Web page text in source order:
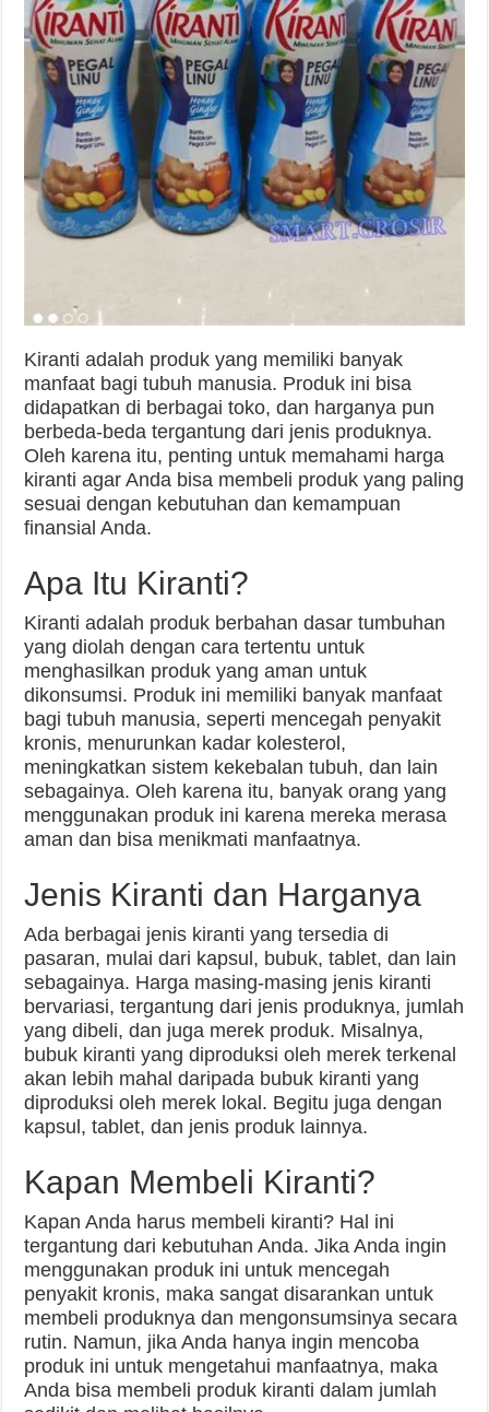
Kiranti adalah produk yang memiliki banyak
manfaat bagi tubuh manusia. Produk ini bisa
didapatkan di berbagai toko, dan harganya pun
berbeda-beda tergantung dari jenis produknya.
Oleh karena itu, penting untuk memahami harga
kiranti agar Anda bisa membeli produk yang paling
sesuai dengan kebutuhan dan kemampuan
finansial Anda.
Apa Itu Kiranti?
Kiranti adalah produk berbahan dasar tumbuhan
yang diolah dengan cara tertentu untuk
menghasilkan produk yang aman untuk
dikonsumsi. Produk ini memiliki banyak manfaat
bagi tubuh manusia, seperti mencegah penyakit
kronis, menurunkan kadar kolesterol,
meningkatkan sistem kekebalan tubuh, dan lain
sebagainya. Oleh karena itu, banyak orang yang
menggunakan produk ini karena mereka merasa
aman dan bisa menikmati manfaatnya.
Jenis Kiranti dan Harganya
Ada berbagai jenis kiranti yang tersedia di
pasaran, mulai dari kapsul, bubuk, tablet, dan lain
sebagainya. Harga masing-masing jenis kiranti
bervariasi, tergantung dari jenis produknya, jumlah
yang dibeli, dan juga merek produk. Misalnya,
bubuk kiranti yang diproduksi oleh merek terkenal
akan lebih mahal daripada bubuk kiranti yang
diproduksi oleh merek lokal. Begitu juga dengan
kapsul, tablet, dan jenis produk lainnya.
Kapan Membeli Kiranti?
Kapan Anda harus membeli kiranti? Hal ini
tergantung dari kebutuhan Anda. Jika Anda ingin
menggunakan produk ini untuk mencegah
penyakit kronis, maka sangat disarankan untuk
membeli produknya dan mengonsumsinya secara
rutin. Namun, jika Anda hanya ingin mencoba
produk ini untuk mengetahui manfaatnya, maka
Anda bisa membeli produk kiranti dalam jumlah